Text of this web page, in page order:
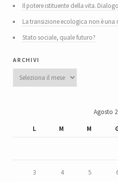
Il potere istituente della vita.
La transizione ecologica non è
Stato sociale, quale futuro?
archivi
Archivi
Agosto
L
M M
3 4 5